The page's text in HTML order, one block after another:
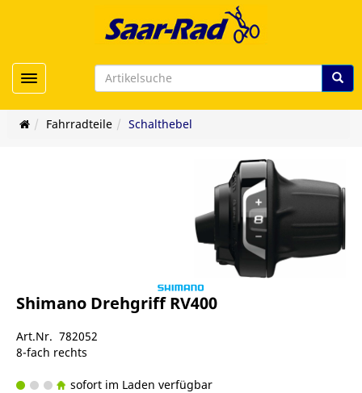
Toggle navigation
Fahrradteile Schalthebel
Shimano Drehgriff RV400
Art.Nr. 782052
8-fach rechts
sofort im Laden verfügbar